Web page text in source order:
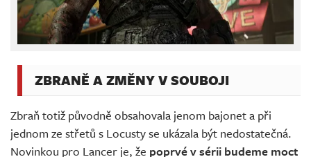
ZBRANĚ A ZMĚNY V SOUBOJI
Zbraň totiž původně obsahovala jenom bajonet a při
jednom ze střetů s Locusty se ukázala být nedostatečná.
Novinkou pro Lancer je, že poprvé v sérii budeme moct